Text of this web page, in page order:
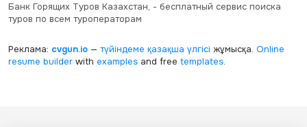
Банк Горящих Туров Казахстан, - бесплатный сервис поиска
туров по всем туроператорам
Реклама: cvgun.io— түйіндеме қазақша үлгісі жұмысқа. Online
resume builderwith examplesand free templates.